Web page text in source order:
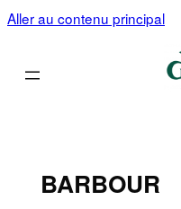
Aller au contenu principal
BARBOUR